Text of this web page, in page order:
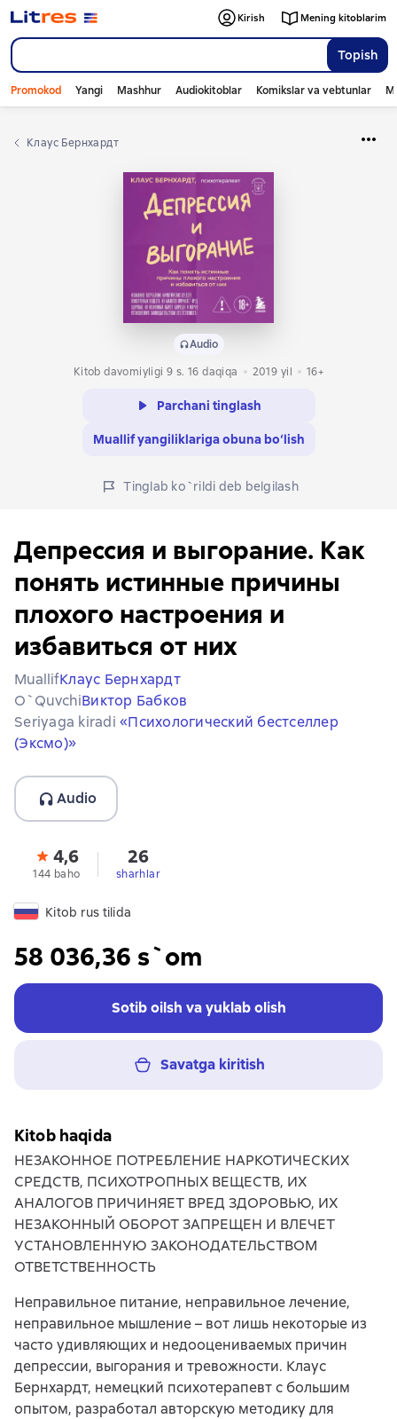
Topish
Kirish Mening kitoblarim
Promokod Yangi Mashhur Audiokitoblar Komikslar va vebtunlar
Клаус Бернхардт
Audio
Kitob davomiyligi 9 s. 16 daqiqa
2019 yil 16+
Parchani tinglash
Muallif yangiliklariga obuna bo‘lish
Tinglab ko`rildi deb belgilash
Депрессия и выгорание. Как
понять истинные причины
плохого настроения и
избавиться от них
MuallifКлаус Бернхардт
O`quvchiВиктор Бабков
Seriyaga kiradi «Психологический бестселлер
(Эксмо)»
Audio
4,6
144 baho
26
sharhlar
Kitob rus tilida
58 036,36 s`om
Sotib oilsh va yuklab olish
Savatga kiritish
Kitob haqida
НЕЗАКОННОЕ ПОТРЕБЛЕНИЕ НАРКОТИЧЕСКИХ
СРЕДСТВ, ПСИХОТРОПНЫХ ВЕЩЕСТВ, ИХ
АНАЛОГОВ ПРИЧИНЯЕТ ВРЕД ЗДОРОВЬЮ, ИХ
НЕЗАКОННЫЙ ОБОРОТ ЗАПРЕЩЕН И ВЛЕЧЕТ
УСТАНОВЛЕННУЮ ЗАКОНОДАТЕЛЬСТВОМ
ОТВЕТСТВЕННОСТЬ
Неправильное питание, неправильное лечение,
неправильное мышление – вот лишь некоторые из
часто удивляющих и недооцениваемых причин
депрессии, выгорания и тревожности. Клаус
Бернхардт, немецкий психотерапевт с большим
опытом, разработал авторскую методику для